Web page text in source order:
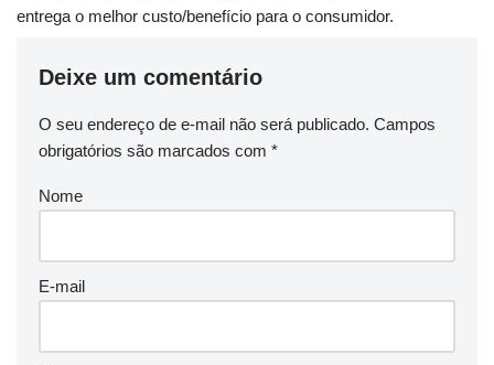
entrega o melhor custo/benefício para o consumidor.
Deixe um comentário
O seu endereço de e-mail não será publicado. Campos
obrigatórios são marcados com *
Nome
E-mail